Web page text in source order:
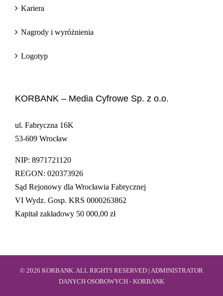
Kariera
Nagrody i wyróżnienia
Logotyp
KORBANK – Media Cyfrowe Sp. z o.o.
ul. Fabryczna 16K
53-609 Wrocław
NIP: 8971721120
REGON: 020373926
Sąd Rejonowy dla Wrocławia Fabrycznej
VI Wydz. Gosp. KRS 0000263862
Kapitał zakładowy 50 000,00 zł
© 2026 KORBANK. ALL RIGHTS RESERVED | ADMINISTRATOR
DANYCH OSOBOWYCH - KORBANK